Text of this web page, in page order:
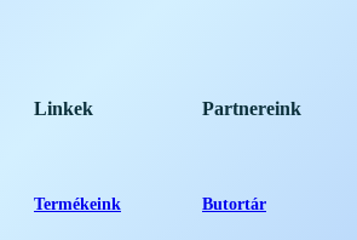
Linkek
Termékeink
Partnereink
Butortár